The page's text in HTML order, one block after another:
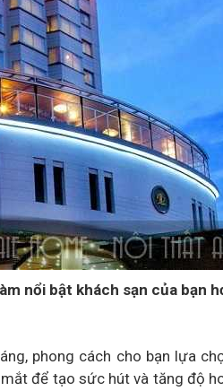
nổi bật khách sạn của bạn
phong cách cho bạn lựa
để tạo sức hút và tăng độ